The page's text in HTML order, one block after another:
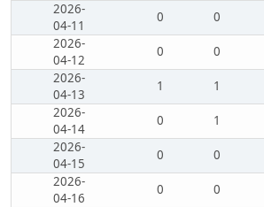
2026-
04-11
0 0
2026-
04-12
0 0
2026-
04-13
1 1
2026-
04-14
0 1
2026-
04-15
0 0
2026-
04-16
0 0